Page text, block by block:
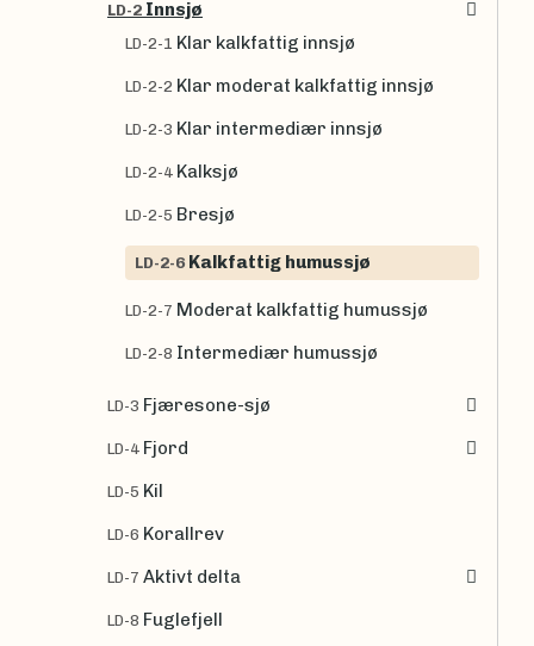
LD-2 Innsjø
LD-2-1 Klar kalkfattig innsjø
LD-2-2 Klar moderat kalkfattig innsjø
LD-2-3 Klar intermediær innsjø
LD-2-4 Kalksjø
LD-2-5 Bresjø
LD-2-6 Kalkfattig humussjø
LD-2-7 Moderat kalkfattig humussjø
LD-2-8 Intermediær humussjø
LD-3 Fjæresone-sjø
LD-4 Fjord
LD-5 Kil
LD-6 Korallrev
LD-7 Aktivt delta
LD-8 Fuglefjell